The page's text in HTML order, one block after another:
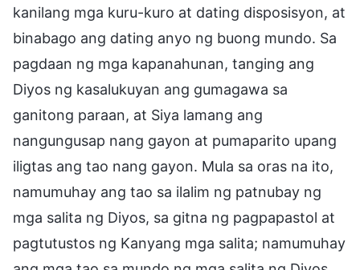
kanilang mga kuru-kuro at dating disposisyon, at
binabago ang dating anyo ng buong mundo. Sa
pagdaan ng mga kapanahunan, tanging ang
Diyos ng kasalukuyan ang gumagawa sa
ganitong paraan, at Siya lamang ang
nangungusap nang gayon at pumaparito upang
iligtas ang tao nang gayon. Mula sa oras na ito,
namumuhay ang tao sa ilalim ng patnubay ng
mga salita ng Diyos, sa gitna ng pagpapastol at
pagtutustos ng Kanyang mga salita; namumuhay